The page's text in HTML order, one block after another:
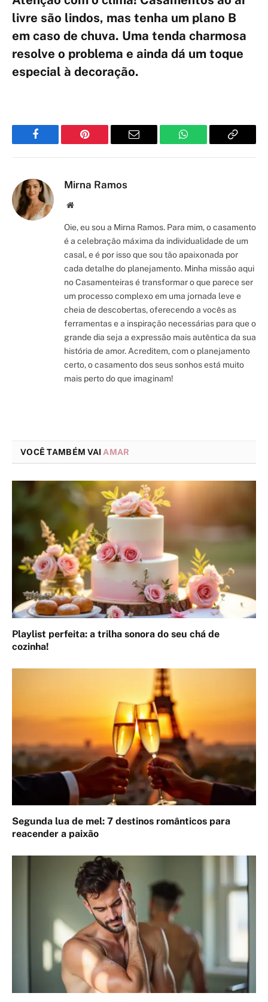
livre são lindos, mas tenha um plano B
em caso de chuva. Uma tenda charmosa
resolve o problema e ainda dá um toque
especial à decoração.
Facebook Pinterest Email WhatsApp Copy
Mirna Ramos
Site/Blog
Oie, eu sou a Mirna Ramos. Para mim, o casamento
é a celebração máxima da individualidade de um
casal, e é por isso que sou tão apaixonada por
cada detalhe do planejamento. Minha missão aqui
no Casamenteiras é transformar o que parece ser
um processo complexo em uma jornada leve e
cheia de descobertas, oferecendo a vocês as
ferramentas e a inspiração necessárias para que o
grande dia seja a expressão mais autêntica da sua
história de amor. Acreditem, com o planejamento
certo, o casamento dos seus sonhos está muito
mais perto do que imaginam!
VOCÊ TAMBÉM VAIAMAR
Playlist perfeita: a trilha sonora do seu chá de
cozinha!
Segunda lua de mel: 7 destinos românticos para
reacender a paixão